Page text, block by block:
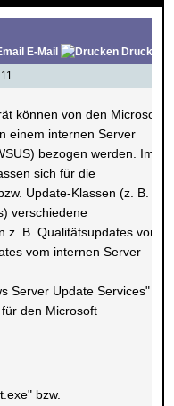
E-Mail
Drucken
können von den Microsoft
einem internen Server
bezogen werden. Im
sich für die
Update-Klassen (z. B.
verschiedene
B. Qualitätsupdates vom
vom internen Server
Server Update Services"
den Microsoft
bzw.